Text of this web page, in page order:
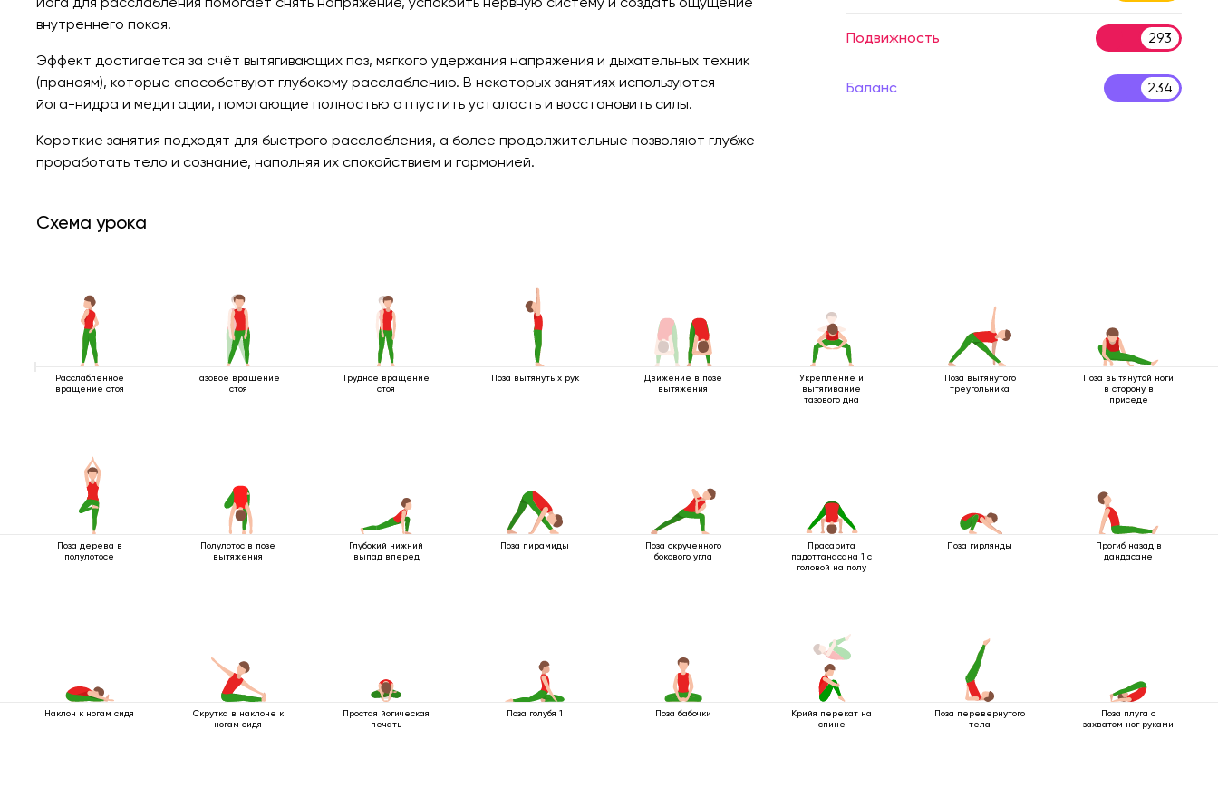
внутреннего покоя.
Эффект достигается за счёт вытягивающих поз, мягкого удержания напряжения и дыхательных техник
(пранаям), которые способствуют глубокому расслаблению. В некоторых занятиях используются
йога-нидра и медитации, помогающие полностью отпустить усталость и восстановить силы.
Короткие занятия подходят для быстрого расслабления, а более продолжительные позволяют глубже
проработать тело и сознание, наполняя их спокойствием и гармонией.
Подвижность 293
Баланс 234
Схема урока
Расслабленное
вращение стоя
Тазовое вращение
стоя
Грудное вращение
стоя
Поза вытянутых рук
Движение в позе
вытяжения
Укрепление и
вытягивание
тазового дна
Поза вытянутого
треугольника
Поза вытянутой ноги
в сторону в
приседе
Поза дерева в
полулотосе
Полулотос в позе
вытяжения
Глубокий нижний
выпад вперед
Поза пирамиды
Поза скрученного
бокового угла
Прасарита
падоттанасана 1 с
головой на полу
Поза гирлянды
Прогиб назад в
дандасане
Наклон к ногам сидя
Скрутка в наклоне к
ногам сидя
Простая йогическая
печать
Поза голубя 1 Поза бабочки
Крийя перекат на
спине
Поза перевернутого
тела
Поза плуга с
захватом ног руками